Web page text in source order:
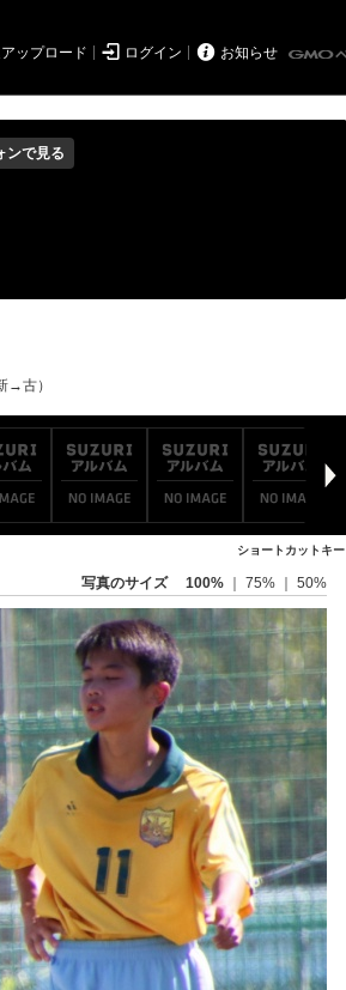
ップロード  ログイン  お知らせ
ンで見る
→古）
ショートカットキー
写真のサイズ 100% 75% 50%